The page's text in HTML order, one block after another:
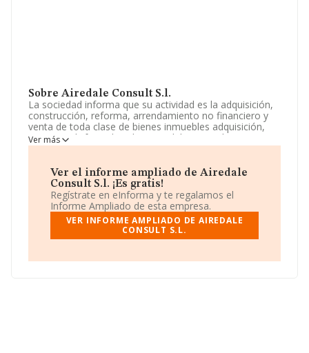
Sobre Airedale Consult S.l.
La sociedad informa que su actividad es la adquisición,
construcción, reforma, arrendamiento no financiero y
venta de toda clase de bienes inmuebles adquisición,
tenencia, disfrute de valores mobiliarios, salvo
instituciones de inversion colectiva, etc. La sociedad
corresponde a 6812 con código '%cnae%'. La empresa
no tiene actividad en mercados exteriores.
La sociedadAiredale Consult S.L, con NIF B62304902,
está situada en Calle Olivera núm. 6, (08480), en el
municipio de L'ametlla Del Valles, provincia de
Barcelona, Cataluña.
Con los datos a disposición de INFORMA sobre 231.218
Ver más
Ver el informe ampliado de Airedale
Consult S.l. ¡Es gratis!
Regístrate en eInforma y te regalamos el
Informe Ampliado de esta empresa.
VER INFORME AMPLIADO DE AIREDALE
CONSULT S.L.